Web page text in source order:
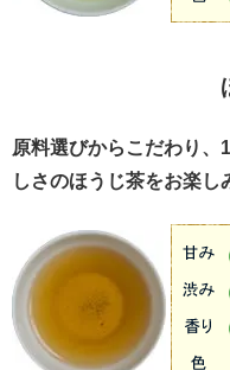
原料選びからこだわり、
しさのほうじ茶をお楽し